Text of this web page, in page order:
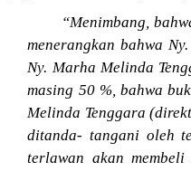
“Menimbang,
menerangkan bahwa
Ny. Marha Melinda
masing 50 %, bahwa
Melinda Tenggara
ditanda- tangani oleh
terlawan akan